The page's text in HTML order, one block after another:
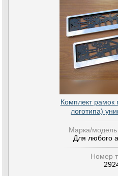
Комплект рамок
логотипа)
Марка/
Для любого
Номер